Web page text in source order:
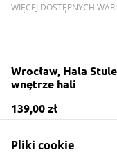
WIĘCEJ DOSTĘPNYCH
Wrocław, Hala
wnętrze hali
139,00 zł
WIĘCEJ DOSTĘPNYCH
Pliki cookie